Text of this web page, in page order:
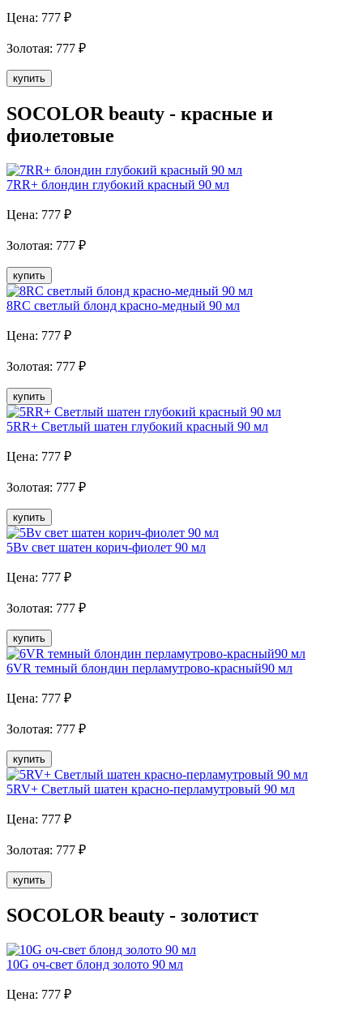
Цена: 777 ₽
Золотая: 777 ₽
купить
SOCOLOR beauty - красные и
фиолетовые
7RR+ блондин глубокий красный 90 мл
Цена: 777 ₽
Золотая: 777 ₽
купить
8RC светлый блонд красно-медный 90 мл
Цена: 777 ₽
Золотая: 777 ₽
купить
5RR+ Светлый шатен глубокий красный 90 мл
Цена: 777 ₽
Золотая: 777 ₽
купить
5Bv свет шатен корич-фиолет 90 мл
Цена: 777 ₽
Золотая: 777 ₽
купить
6VR темный блондин перламутрово-красный90 мл
Цена: 777 ₽
Золотая: 777 ₽
купить
5RV+ Светлый шатен красно-перламутровый 90 мл
Цена: 777 ₽
Золотая: 777 ₽
купить
SOCOLOR beauty - золотист
10G оч-свет блонд золото 90 мл
Цена: 777 ₽